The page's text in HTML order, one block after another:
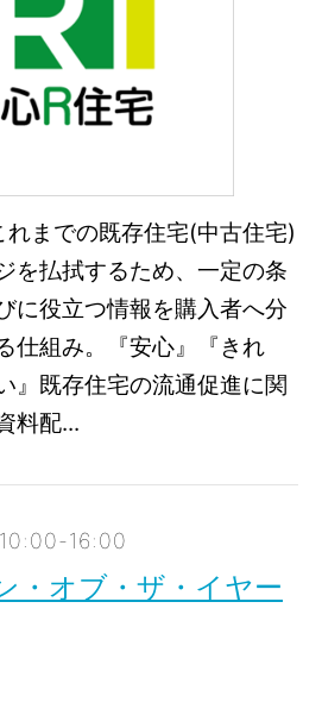
れまでの既存住宅(中古住宅)
を払拭するため、一定の条
に役立つ情報を購入者へ分
仕組み。『安心』『きれ
』既存住宅の流通促進に関
料配...
16:00
・オブ・ザ・イヤー